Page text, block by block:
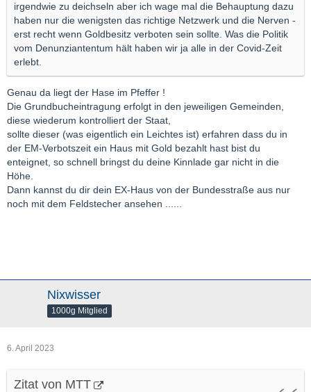
irgendwie zu deichseln aber ich wage mal die Behauptung dazu
haben nur die wenigsten das richtige Netzwerk und die Nerven -
erst recht wenn Goldbesitz verboten sein sollte. Was die Politik
vom Denunziantentum hält haben wir ja alle in der Covid-Zeit
erlebt.
Genau da liegt der Hase im Pfeffer !
Die Grundbucheintragung erfolgt in den jeweiligen Gemeinden,
diese wiederum kontrolliert der Staat,
sollte dieser (was eigentlich ein Leichtes ist) erfahren dass du in
der EM-Verbotszeit ein Haus mit Gold bezahlt hast bist du
enteignet, so schnell bringst du deine Kinnlade gar nicht in die
Höhe.
Dann kannst du dir dein EX-Haus von der Bundesstraße aus nur
noch mit dem Feldstecher ansehen ......
Nixwisser
1000g Mitglied
6. April 2023
Zitat von MTT